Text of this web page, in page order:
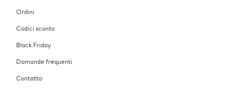
Ordini
Codici sconto
Black Friday
Domande frequenti
Contatto